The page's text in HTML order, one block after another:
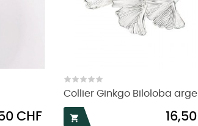
CHF
Collier Ginkgo Biloloba

Preis